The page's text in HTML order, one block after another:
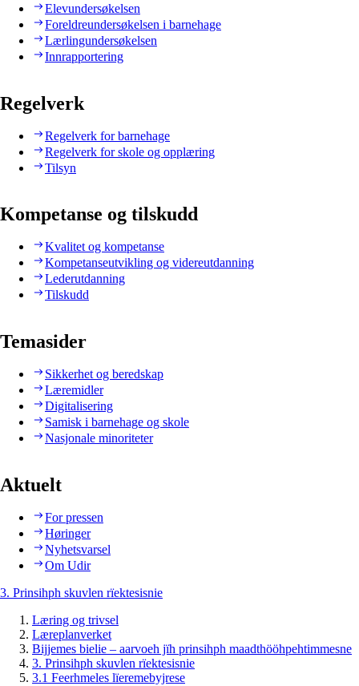
Elevundersøkelsen
Foreldreundersøkelsen i barnehage
Lærlingundersøkelsen
Innrapportering
Regelverk
Regelverk for barnehage
Regelverk for skole og opplæring
Tilsyn
Kompetanse og tilskudd
Kvalitet og kompetanse
Kompetanseutvikling og videreutdanning
Lederutdanning
Tilskudd
Temasider
Sikkerhet og beredskap
Læremidler
Digitalisering
Samisk i barnehage og skole
Nasjonale minoriteter
Aktuelt
For pressen
Høringer
Nyhetsvarsel
Om Udir
3. Prinsihph skuvlen rïektesisnie
Læring og trivsel
Læreplanverket
Bijjemes bielie – aarvoeh jïh prinsihph maadthööhpehtimmesne
3. Prinsihph skuvlen rïektesisnie
3.1 Feerhmeles lïeremebyjrese